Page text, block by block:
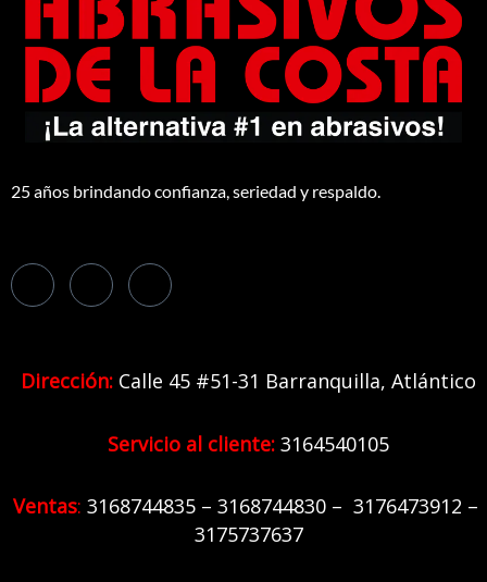
25 años brindando confianza, seriedad y respaldo.
Dirección: Calle 45 #51-31 Barranquilla, Atlántico
Servicio al cliente: 3164540105
Ventas: 3168744835 – 3168744830 – 3176473912 –
3175737637